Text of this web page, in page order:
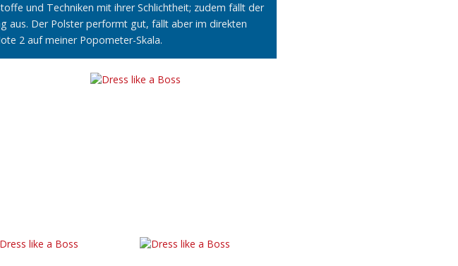
und Techniken mit ihrer Schlichtheit; zudem fällt der
aus. Der Polster performt gut, fällt aber im direkten
2 auf meiner Popometer-Skala.